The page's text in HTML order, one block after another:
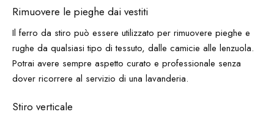
Rimuovere le pieghe dai vestiti
Il ferro da stiro può essere utilizzato per rimuovere pieghe e
rughe da qualsiasi tipo di tessuto, dalle camicie alle lenzuola.
Potrai avere sempre aspetto curato e professionale senza
dover ricorrere al servizio di una lavanderia.
Stiro verticale